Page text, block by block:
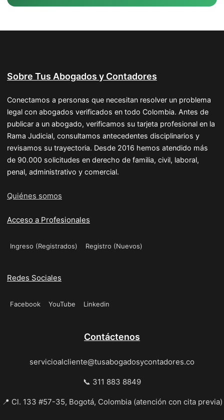
Sobre Tus Abogados y Contadores
Conectamos a personas que necesitan resolver un problema
legal con abogados verificados en todo Colombia. Antes de
publicar a un abogado, verificamos su tarjeta profesional en la
Rama Judicial, consultamos antecedentes disciplinarios y
revisamos su trayectoria. Desde 2016 hemos atendido más
de 90.000 solicitudes en derecho de familia, civil, laboral,
penal, administrativo y comercial.
Quiénes somos
Acceso a Profesionales
Ingreso (Registrados) Registro (Nuevos)
Redes Sociales
Facebook YouTube Linkedin
Contáctenos
servicioalcliente@tusabogadosycontadores.co
📞 311 883 8849
📍 Cl. 133 #57-35, Bogotá, Colombia (atención con cita previa)